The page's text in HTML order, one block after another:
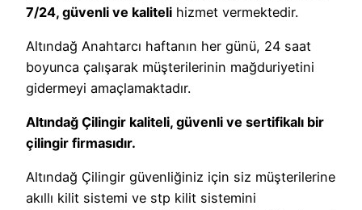
7/24, güvenli ve kaliteli hizmet vermektedir.
Altındağ Anahtarcı haftanın her günü, 24 saat
boyunca çalışarak müşterilerinin mağduriyetini
gidermeyi amaçlamaktadır.
Altındağ Çilingir kaliteli, güvenli ve sertifikalı bir
çilingir firmasıdır.
Altındağ Çilingir güvenliğiniz için siz müşterilerine
akıllı kilit sistemi ve stp kilit sistemini